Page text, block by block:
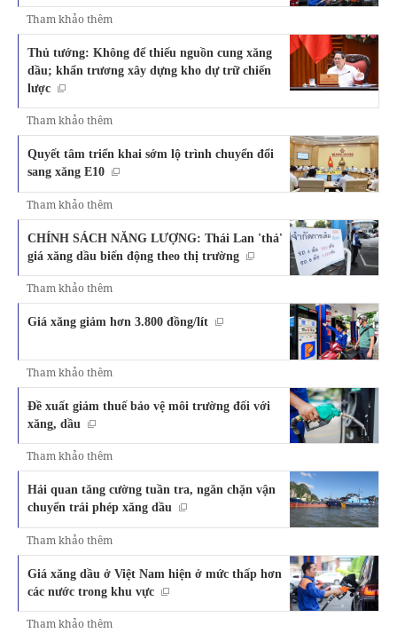
Tham khảo thêm
Thủ tướng: Không để thiếu nguồn cung xăng
dầu; khẩn trương xây dựng kho dự trữ chiến
lược
Tham khảo thêm
Quyết tâm triển khai sớm lộ trình chuyển đổi
sang xăng E10
Tham khảo thêm
CHÍNH SÁCH NĂNG LƯỢNG: Thái Lan 'thả'
giá xăng dầu biến động theo thị trường
Tham khảo thêm
Giá xăng giảm hơn 3.800 đồng/lít
Tham khảo thêm
Đề xuất giảm thuế bảo vệ môi trường đối với
xăng, dầu
Tham khảo thêm
Hải quan tăng cường tuần tra, ngăn chặn vận
chuyển trái phép xăng dầu
Tham khảo thêm
Giá xăng dầu ở Việt Nam hiện ở mức thấp hơn
các nước trong khu vực
Tham khảo thêm